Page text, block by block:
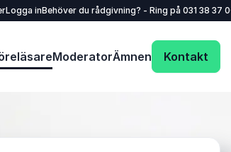
Logga inBehöver du rådgivning? - Ring på 031 38 37
ModeratorÄmnen Kontakt